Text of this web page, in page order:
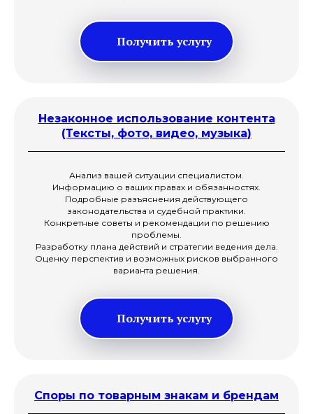
Получить услугу
Незаконное использование контента
(Тексты, фото, видео, музыка)
Анализ вашей ситуации специалистом.
Информацию о ваших правах и обязанностях.
Подробные разъяснения действующего
законодательства и судебной практики.
Конкретные советы и рекомендации по решению
проблемы.
Разработку плана действий и стратегии ведения дела.
Оценку перспектив и возможных рисков выбранного
варианта решения.
Получить услугу
Споры по товарным знакам и брендам